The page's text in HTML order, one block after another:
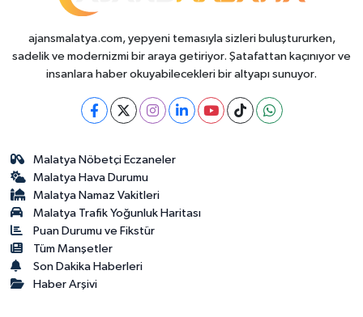
ajansmalatya.com, yepyeni temasıyla sizleri buluştururken,
sadelik ve modernizmi bir araya getiriyor. Şatafattan kaçınıyor ve
insanlara haber okuyabilecekleri bir altyapı sunuyor.
Malatya Nöbetçi Eczaneler
Malatya Hava Durumu
Malatya Namaz Vakitleri
Malatya Trafik Yoğunluk Haritası
Puan Durumu ve Fikstür
Tüm Manşetler
Son Dakika Haberleri
Haber Arşivi